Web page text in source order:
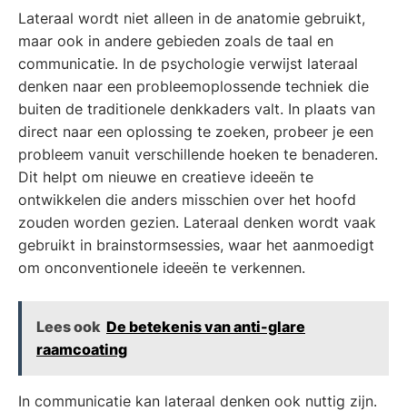
Lateraal wordt niet alleen in de anatomie gebruikt,
maar ook in andere gebieden zoals de taal en
communicatie. In de psychologie verwijst lateraal
denken naar een probleemoplossende techniek die
buiten de traditionele denkkaders valt. In plaats van
direct naar een oplossing te zoeken, probeer je een
probleem vanuit verschillende hoeken te benaderen.
Dit helpt om nieuwe en creatieve ideeën te
ontwikkelen die anders misschien over het hoofd
zouden worden gezien. Lateraal denken wordt vaak
gebruikt in brainstormsessies, waar het aanmoedigt
om onconventionele ideeën te verkennen.
Lees ook De betekenis van anti-glare
raamcoating
In communicatie kan lateraal denken ook nuttig zijn.